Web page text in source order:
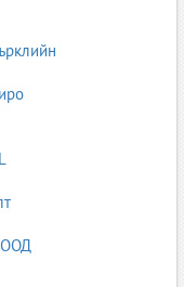
големи обекти.
намира
ООД